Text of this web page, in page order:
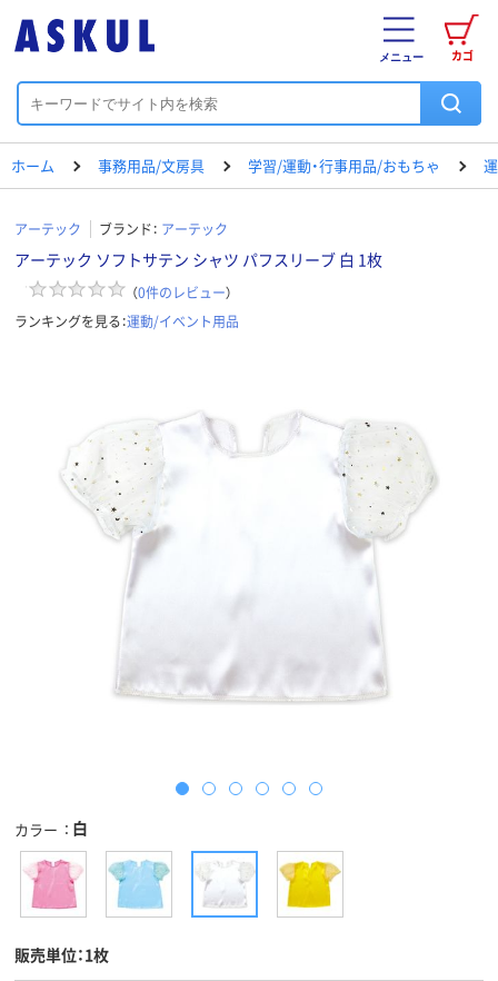
カゴ
メニュー
ホーム 事務用品/文房具 学習/運動・行事用品/おもちゃ
アーテック ブランド： アーテック
アーテック ソフトサテン シャツ パフスリーブ 白 1枚
（0件のレビュー）
ランキングを見る：運動/イベント用品
カラー 白
販売単位：1枚